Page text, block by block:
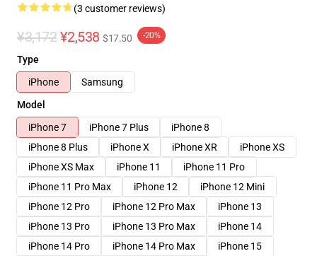
(3 customer reviews)
¥3,172 ¥2,538 $17.50 -20%
Type
iPhone
Samsung
Model
iPhone 7
iPhone 7 Plus
iPhone 8
iPhone 8 Plus
iPhone X iPhone XR
iPhone XS
iPhone XS Max
iPhone 11
iPhone 11 Pro
iPhone 11 Pro Max
iPhone 12
iPhone 12 Mini
iPhone 12 Pro
iPhone 12 Pro Max
iPhone 13
iPhone 13 Pro
iPhone 13 Pro Max
iPhone 14
iPhone 14 Pro
iPhone 14 Pro Max
iPhone 15